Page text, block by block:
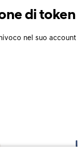
di token
nel suo